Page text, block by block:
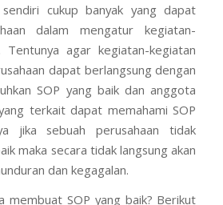
cukup banyak yang dapat
dalam mengatur kegiatan-
Tentunya agar kegiatan-kegiatan
dapat berlangsung dengan
SOP yang baik dan anggota
terkait dapat memahami SOP
jika sebuah perusahaan tidak
maka secara tidak langsung akan
dan kegagalan.
membuat SOP yang baik? Berikut